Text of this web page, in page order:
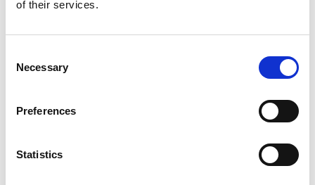
of their services.
Selection
Necessary
Preferences
Statistics
affiches d’allure professionnelle dans un vaste choix de
formats. Nous pouvons aussi les monter sur un support et